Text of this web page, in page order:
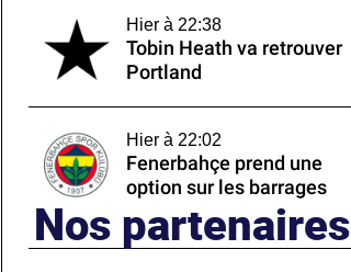
Hier à 22:38
Tobin Heath va retrouver
Portland
Hier à 22:02
Fenerbahçe prend une
option sur les barrages
Nos partenaires